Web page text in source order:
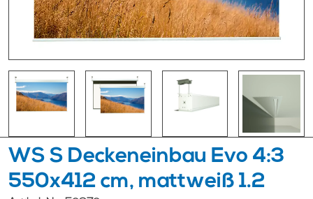
WS S Deckeneinbau Evo 4:3
550x412 cm, mattweiß 1.2